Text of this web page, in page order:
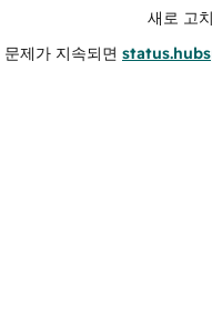
새로 고
문제가 지속되면